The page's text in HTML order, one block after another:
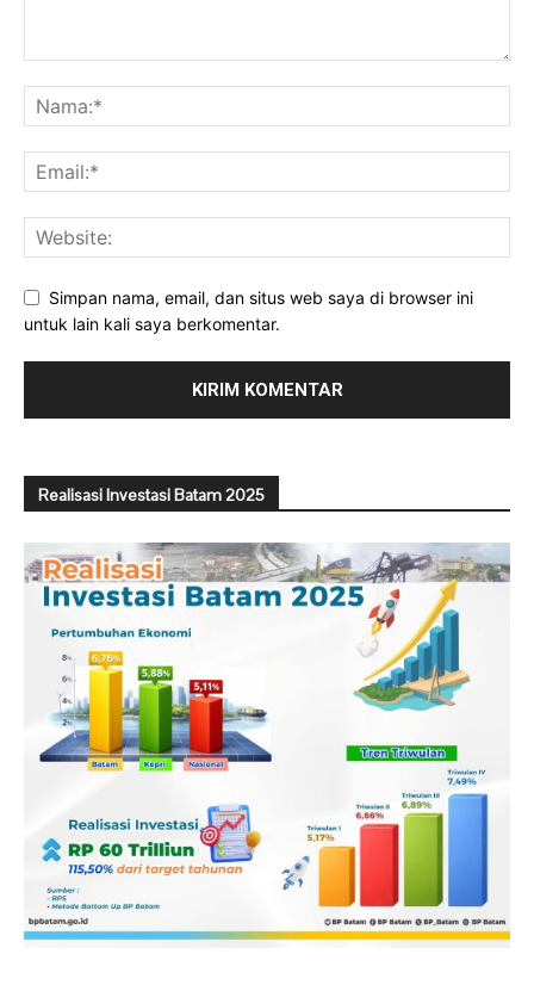
Simpan nama, email, dan situs web saya di browser ini
untuk lain kali saya berkomentar.
Realisasi Investasi Batam 2025